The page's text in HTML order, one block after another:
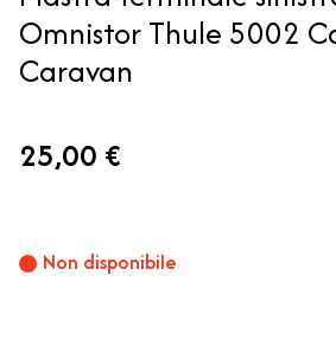
Omnistor Thule 5002
Caravan
25,00 €
Non disponibile